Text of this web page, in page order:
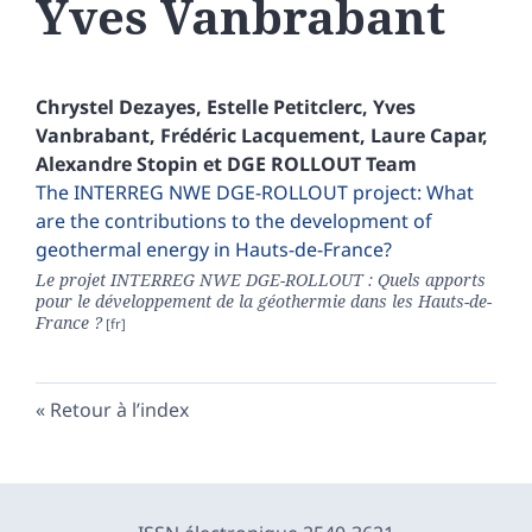
Yves Vanbrabant
Chrystel Dezayes, Estelle Petitclerc, Yves
Vanbrabant, Frédéric Lacquement, Laure Capar,
AlexandreStopin et DGE ROLLOUTTeam
The INTERREG NWE DGE-ROLLOUT project: What
are the contributions to the development of
geothermal energy in Hauts-de-France?
Le projet INTERREG NWE DGE-ROLLOUT : Quels apports
pour le développement de la géothermie dans les Hauts-de-
France ?
Retour à l’index